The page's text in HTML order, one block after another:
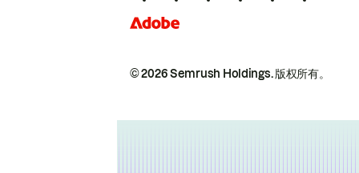
© 2026 Semrush Holdings.版权所有。